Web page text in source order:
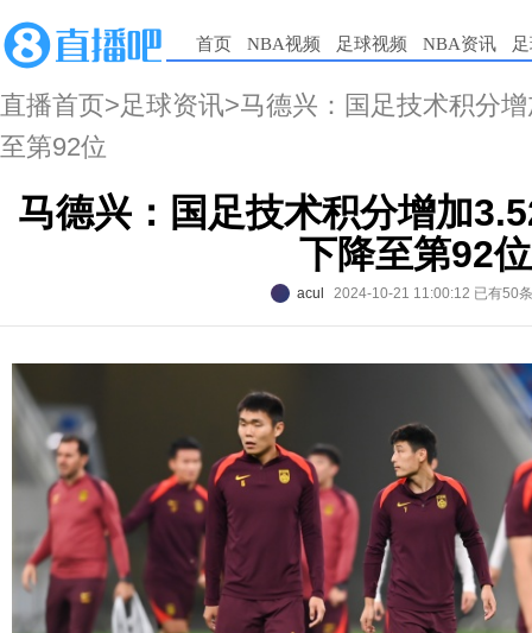
首页 NBA视频 足球视频 NBA资讯
直播首页>足球资讯>马德兴：国足技术积分
至第92位
马德兴：国足技术积分增加
下降至第92位
acul 2024-10-21 11:00:12 已有50